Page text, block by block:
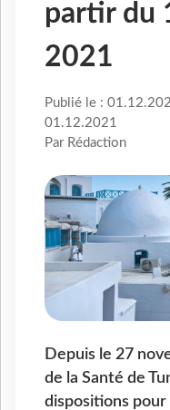
partir du
2021
Publié le :
01.12.2021
Par Rédaction
Depuis le 27
de la Santé de
dispositions